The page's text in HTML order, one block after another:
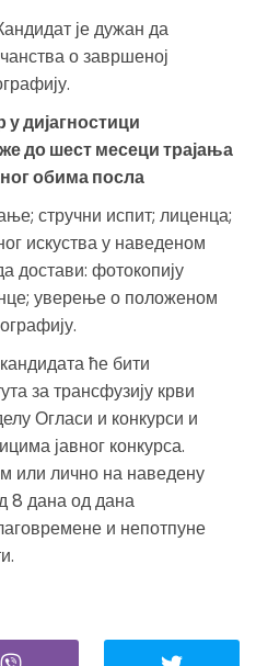
је дужан да
о завршеној
дијагностици
до шест месеци трајања
обима посла
стручни испит; лиценца;
искуства у наведеном
достави: фотокопију
уверење о положеном
ће бити
за трансфузију крви
Огласи и конкурси и
јавног конкурса.
или лично на наведену
8 дана од дана
и непотпуне